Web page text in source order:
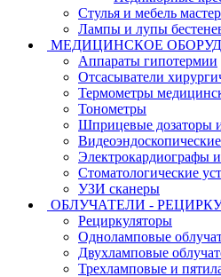
Стулья и мебель
Лампы и лупы
МЕДИЦИНСКОЕ
Аппараты гипотермии
Отсасыватели
Термометры
Тонометры
Шприцевые дозаторы
Электрокардиографы
Стоматологические
УЗИ сканеры
ОБЛУЧАТЕЛИ -
Рециркуляторы
Одноламповые
Двухламповые
Трехламповые и